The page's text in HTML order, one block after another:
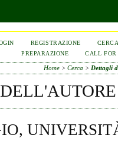
REGISTRAZIONE
PREPARAZIONE
CALL FOR
Home> Cerca > Dettagli